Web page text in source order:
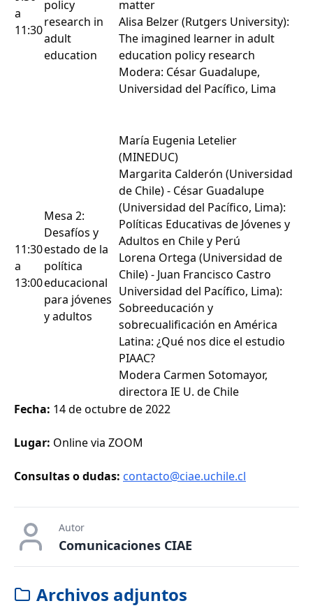
a
11:30
policy
research in
adult
education
matter
Alisa Belzer (Rutgers University):
The imagined learner in adult
education policy research
Modera: César Guadalupe,
Universidad del Pacífico, Lima
11:30
a
13:00
Mesa 2:
Desafíos y
estado de la
política
educacional
para jóvenes
y adultos
María Eugenia Letelier
(MINEDUC)
Margarita Calderón (Universidad
de Chile) - César Guadalupe
(Universidad del Pacífico, Lima):
Políticas Educativas de Jóvenes y
Adultos en Chile y Perú
Lorena Ortega (Universidad de
Chile) - Juan Francisco Castro
Universidad del Pacífico, Lima):
Sobreeducación y
sobrecualificación en América
Latina: ¿Qué nos dice el estudio
PIAAC?
Modera Carmen Sotomayor,
directora IE U. de Chile
Fecha: 14 de octubre de 2022
Lugar: Online via ZOOM
Consultas o dudas: contacto@ciae.uchile.cl
Autor
Comunicaciones CIAE
Archivos adjuntos